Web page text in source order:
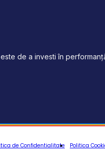
de a investi în
de Confidentialitate Politica